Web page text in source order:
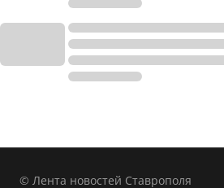
© Лента новостей Ставрополя